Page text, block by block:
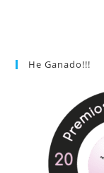
He Ganado!!!